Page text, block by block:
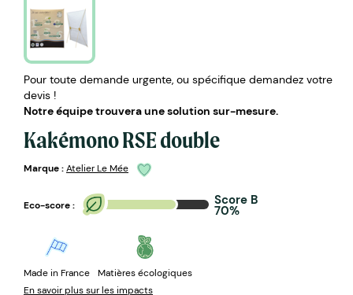
Pour toute demande urgente, ou spécifique demandez votre
devis !
Notre équipe trouvera une solution sur-mesure.
Kakémono RSE double
Marque :Atelier Le Mée
Eco-score : Score B
70%
Made in France
Matières écologiques
En savoir plus sur les impacts